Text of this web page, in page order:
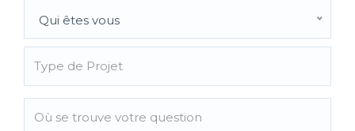
Qui êtes vous